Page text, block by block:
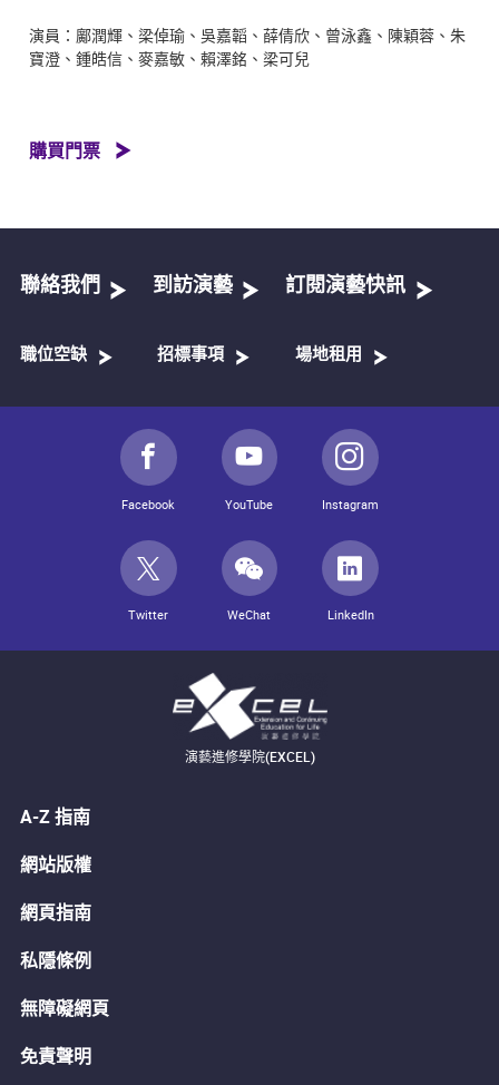
演員：鄺潤輝、梁倬瑜、吳嘉韜、薛倩欣、曾泳鑫、陳穎蓉、朱
寶澄、鍾皓信、麥嘉敏、賴澤銘、梁可兒
購買門票
聯絡我們 到訪演藝 訂閱演藝快訊
職位空缺 招標事項 場地租用
Facebook YouTube Instagram
Twitter WeChat LinkedIn
演藝進修學院(EXCEL)
A-Z 指南
網站版權
網頁指南
私隱條例
無障礙網頁
免責聲明